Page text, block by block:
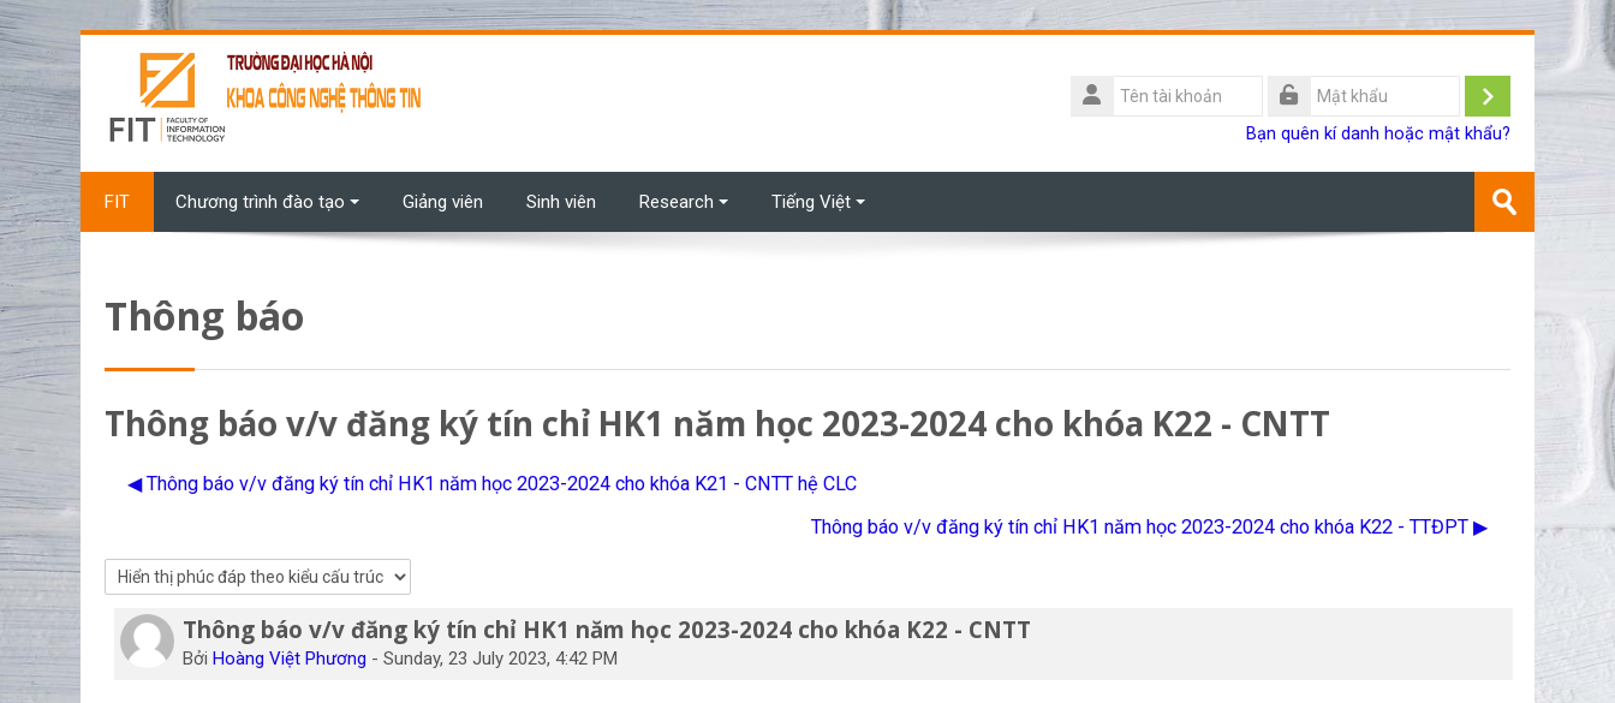
Chuyển tới nội dung chính
Tên
tài
Đăng
Bạn quên kí danh hoặc mật khẩu?
FIT Chương trình đào tạo Giảng viên Sinh viên Research Tiếng Việt
khoá
Gửi
Thông báo
Thông báo v/v đăng ký tín chỉ HK1 năm học 2023-2024 cho khóa K22 - CNTT
◀︎ Thông báo v/v đăng ký tín chỉ HK1 năm học 2023-2024 cho khóa K21 - CNTT hệ CLC
Thông báo v/v đăng ký tín chỉ HK1 năm học 2023-2024 cho khóa K22 - TTĐPT ▶︎
Thông báo v/v đăng ký tín chỉ HK1 năm học 2023-2024 cho khóa K22 - CNTT
BởiHoàng Việt Phương -Sunday, 23 July 2023, 4:42 PM
Số lượng các câu trả lời: 0